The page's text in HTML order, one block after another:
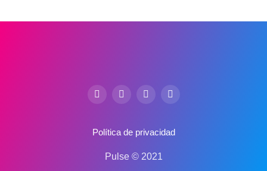
Política de privacidad
Pulse © 2021